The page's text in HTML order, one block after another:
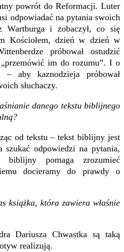
powrót do Reformacji. Luter
odpowiadać na pytania swoich
Wartburga i zobaczył, co się
Kościołem, dzień w dzień w
próbował ostudzić
im do rozumu”. I o
aby kaznodzieja próbował
słuchaczy.
danego tekstu biblijnego
od tekstu – tekst biblijny jest
odpowiedzi na pytania,
biblijny pomaga zrozumieć
docieramy do prawdy o
książka, która zawiera właśnie
Dariusza Chwastka są taką
realizują.